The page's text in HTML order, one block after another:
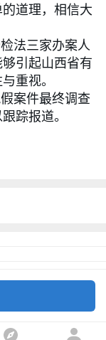
道理，相信大
法三家办案人
引起山西省有
重视。
案件最终调查
踪报道。